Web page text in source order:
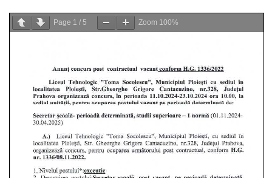
Page 1 / 5 Zoom 100%